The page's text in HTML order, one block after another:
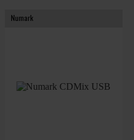
Numark